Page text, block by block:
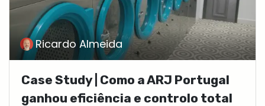
Ricardo Almeida
Case Study | Como a ARJ Portugal
ganhou eficiência e controlo total